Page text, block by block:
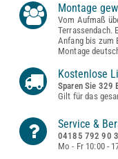
Montage
Vom Aufmaß
Terrassendach.
Anfang bis zum
Montage
Kostenlose
Sparen Sie 329
Gilt für das
Service &
04185 792 90
Mo - Fr 10:00 -